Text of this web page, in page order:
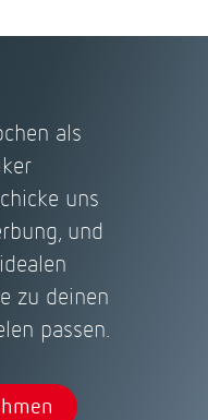
als
uns
und
zu deinen
passen.